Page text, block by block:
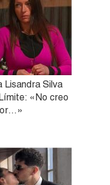
Lisandra Silva
«No creo